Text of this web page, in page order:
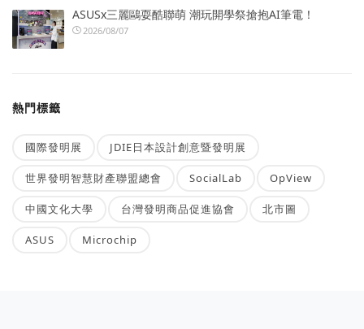
ASUSx三麗鷗耍酷聯萌 潮玩開學祭搶抱AI筆電！
2026/08/07
熱門標籤
國際發明展 JDIE日本設計創意暨發明展
世界發明智慧財產聯盟總會 SocialLab OpView
中國文化大學 台灣發明商品促進協會 北市圖
ASUS Microchip